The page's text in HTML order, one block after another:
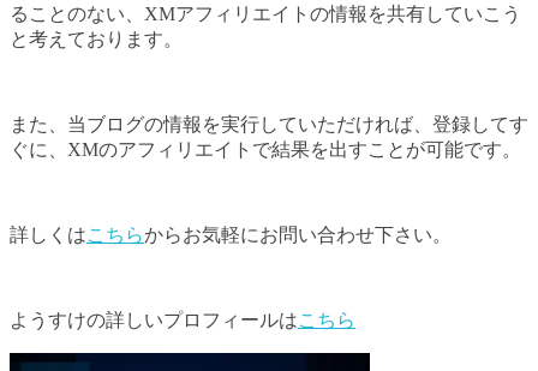
ることのない、XMアフィリエイトの情報を共有していこう
と考えております。
また、当ブログの情報を実行していただければ、登録してす
ぐに、XMのアフィリエイトで結果を出すことが可能です。
詳しくはこちらからお気軽にお問い合わせ下さい。
ようすけの詳しいプロフィールはこちら